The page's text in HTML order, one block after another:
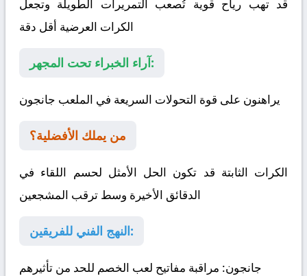
قد تهب رياح قوية تُصعب التمريرات الطويلة وتجعل
الكرات العرضية أقل دقة
آراء الخبراء تحت المجهر:
يراهنون على قوة التحولات السريعة في الملعب جانجون
من يملك الأفضلية؟
الكرات الثابتة قد تكون الحل الأمثل لحسم اللقاء في
الدقائق الأخيرة وسط ترقب المشجعين
النهج الفني للفريقين:
جانجون: مراقبة مفاتيح لعب الخصم للحد من تأثيرهم